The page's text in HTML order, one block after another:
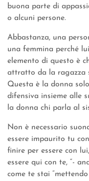
buona parte di
o alcuni persone.
Abbastanza, una
una femmina perché
elemento di questo è
attratto da la ragazza
Questa è la donna
difensiva insieme alle
la donna chi parla al
Non è necessario
essere impaurito tu
finire per essere con
essere qui con te, “-
come te stai